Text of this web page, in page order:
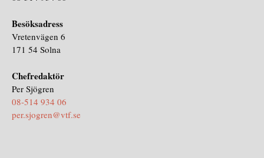
Besöksadress
Vretenvägen 6
171 54 Solna
Chefredaktör
Per Sjögren
08-514 934 06
per.sjogren@vtf.se